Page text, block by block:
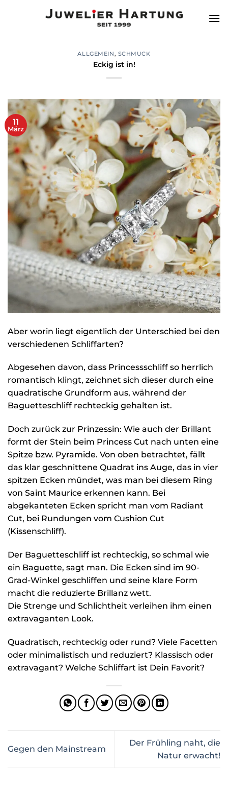
ALLGEMEIN, SCHMUCK
Eckig ist in!
11
März
Aber worin liegt eigentlich der Unterschied bei den
verschiedenen Schliffarten?
Abgesehen davon, dass Princessschliff so herrlich
romantisch klingt, zeichnet sich dieser durch eine
quadratische Grundform aus, während der
Baguetteschliff rechteckig gehalten ist.
Doch zurück zur Prinzessin: Wie auch der Brillant
formt der Stein beim Princess Cut nach unten eine
Spitze bzw. Pyramide. Von oben betrachtet, fällt
das klar geschnittene Quadrat ins Auge, das in vier
spitzen Ecken mündet, was man bei diesem Ring
von Saint Maurice erkennen kann. Bei
abgekanteten Ecken spricht man vom Radiant
Cut, bei Rundungen vom Cushion Cut
(Kissenschliff).
Der Baguetteschliff ist rechteckig, so schmal wie
ein Baguette, sagt man. Die Ecken sind im 90-
Grad-Winkel geschliffen und seine klare Form
macht die reduzierte Brillanz wett.
Die Strenge und Schlichtheit verleihen ihm einen
extravaganten Look.
Quadratisch, rechteckig oder rund? Viele Facetten
oder minimalistisch und reduziert? Klassisch oder
extravagant? Welche Schliffart ist Dein Favorit?
Gegen den Mainstream
Der Frühling naht, die
Natur erwacht!